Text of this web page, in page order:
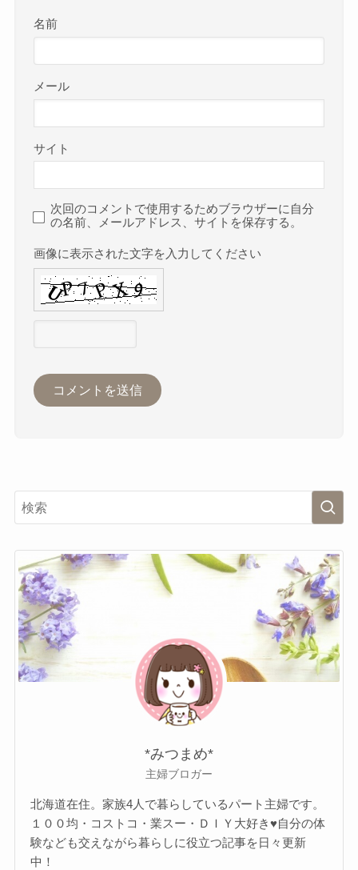
名前
メール
サイト
次回のコメントで使用するためブラウザーに自分
の名前、メールアドレス、サイトを保存する。
画像に表示された文字を入力してください
*みつまめ*
主婦ブロガー
北海道在住。家族4人で暮らしているパート主婦です。
１００均・コストコ・業スー・ＤＩＹ大好き♥自分の体
験なども交えながら暮らしに役立つ記事を日々更新
中！